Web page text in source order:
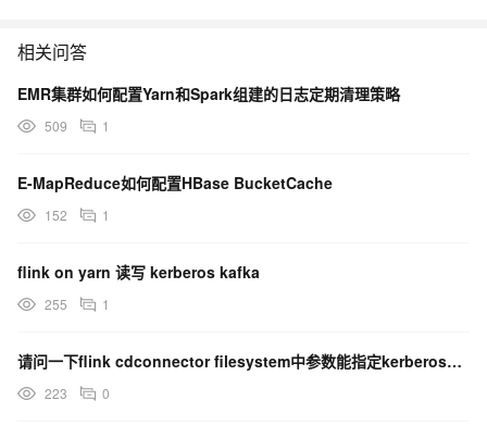
相关问答
EMR集群如何配置Yarn和Spark组建的日志定期清理策略
509 1
E-MapReduce如何配置HBase BucketCache
152 1
flink on yarn 读写 kerberos kafka
255 1
请问一下flink cdconnector filesystem中参数能指定kerberos配置吗？
223 0